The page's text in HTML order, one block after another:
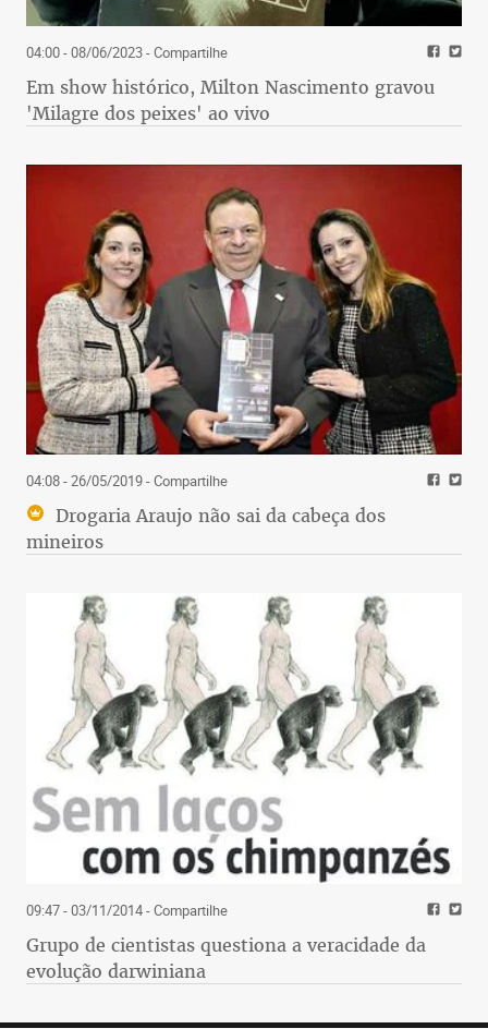
04:00 - 08/06/2023- Compartilhe
Em show histórico, Milton Nascimento gravou
'Milagre dos peixes' ao vivo
04:08 - 26/05/2019- Compartilhe
Drogaria Araujo não sai da cabeça dos
mineiros
09:47 - 03/11/2014- Compartilhe
Grupo de cientistas questiona a veracidade da
evolução darwiniana